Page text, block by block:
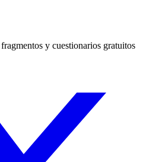
y cuestionarios gratuitos